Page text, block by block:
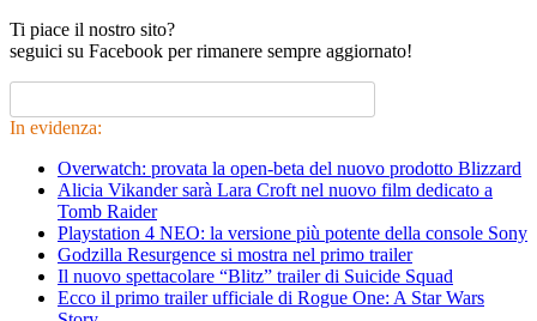
Ti piace il nostro sito?
seguici su Facebook per rimanere sempre aggiornato!
In evidenza:
Overwatch: provata la open-beta del nuovo prodotto Blizzard
Alicia Vikander sarà Lara Croft nel nuovo film dedicato a
Tomb Raider
Playstation 4 NEO: la versione più potente della console Sony
Godzilla Resurgence si mostra nel primo trailer
Il nuovo spettacolare “Blitz” trailer di Suicide Squad
Ecco il primo trailer ufficiale di Rogue One: A Star Wars